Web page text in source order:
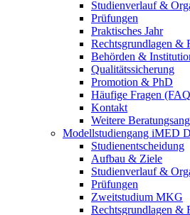
Studienverlauf &
Prüfungen
Praktisches Jahr
Rechtsgrundlagen &
Behörden &
Qualitätssicherung
Promotion & PhD
Häufige Fragen
Kontakt
Weitere
Modellstudiengang iMED
Studienentscheidung
Aufbau & Ziele
Studienverlauf &
Prüfungen
Zweitstudium MKG
Rechtsgrundlagen &